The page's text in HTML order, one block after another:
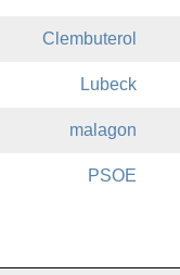
Clembuterol
Lubeck
malagon
PSOE